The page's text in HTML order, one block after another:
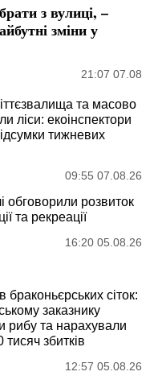
з вулиці, –
зміни у
21:07 07.08
та масово
ліси: екоінспектори
тижневих
09:55 07.08.26
обговорили розвиток
та рекреації
16:20 05.08.26
браконьєрських сіток:
заказнику
рибу та нарахували
збитків
12:57 05.08.26